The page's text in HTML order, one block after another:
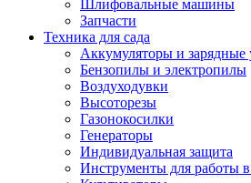
Шлифовальные машины
Запчасти
Техника для сада
Аккумуляторы и зарядные
Бензопилы и электропилы
Воздуходувки
Высоторезы
Газонокосилки
Генераторы
Индивидуальная защита
Инструменты для работы в